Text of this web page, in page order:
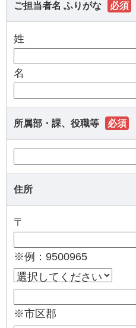
ご担当者名 ふりがな 必須
姓
名
所属部・課、役職等 必須
住所
〒
※例：9500965
※市区郡